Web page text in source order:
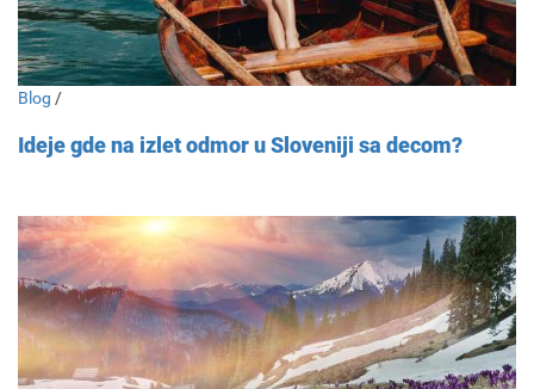
Blog /
Ideje gde na izlet odmor u Sloveniji sa decom?